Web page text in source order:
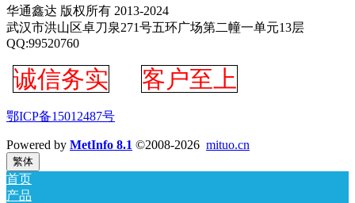
华通鑫达 版权所有 2013-2024
武汉市洪山区卓刀泉271号五环广场第二幢一单元13层
QQ:99520760
诚信务实 客户至上
鄂ICP备15012487号
Powered by MetInfo 8.1 ©2008-2026 mituo.cn
繁体
首页
产品